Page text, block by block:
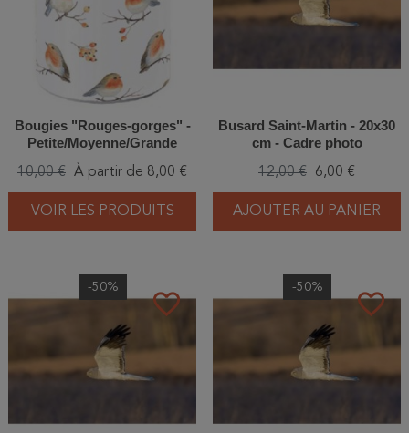
Bougies "Rouges-gorges" -
Petite/Moyenne/Grande
10,00 € À partir de 8,00 €
VOIR LES PRODUITS
Busard Saint-Martin - 20x30
cm - Cadre photo
12,00 € 6,00 €
AJOUTER AU PANIER
favorite_border
-50%
favorite_border
-50%